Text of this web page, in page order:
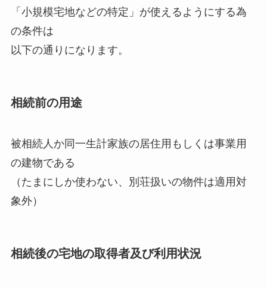
「小規模宅地などの特定」が使えるようにする為
の条件は
以下の通りになります。
相続前の用途
被相続人か同一生計家族の居住用もしくは事業用
の建物である
（たまにしか使わない、別荘扱いの物件は適用対
象外）
相続後の宅地の取得者及び利用状況